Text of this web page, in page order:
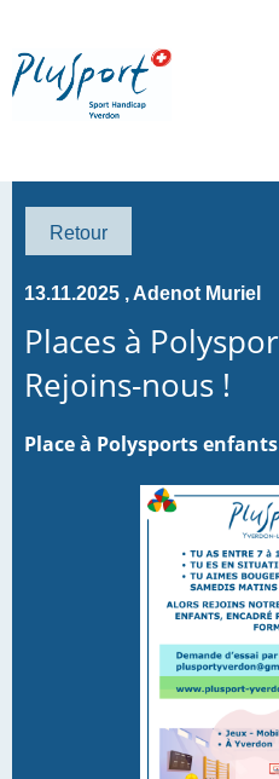
Retour
13.11.2025 , Adenot Muriel
Places à
Rejoins-nous !
Place à Polysports